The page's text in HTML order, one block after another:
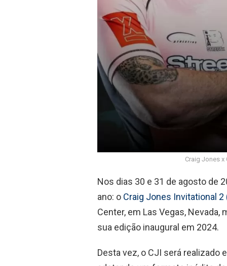
Craig Jones x
Nos dias 30 e 31 de agosto de
ano: o Craig Jones Invitational 2
Center, em Las Vegas,
sua edição inaugural em 2024.
Desta vez, o CJI será realizado